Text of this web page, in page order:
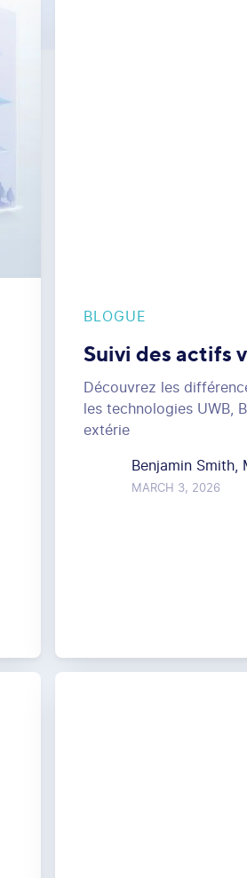
BLOGUE
Suivi des actifs
Découvrez les
les technologies UWB,
extérie
Benjamin Smith,
MARCH 3, 2026